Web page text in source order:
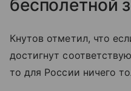
бесполетной
Кнутов отметил, что
достигнут
то для России ничего